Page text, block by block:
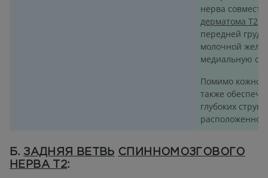
нерва
дерматома T2
передней
молочной
медиальную
Помимо
также
глубоких
Б. ЗАДНЯЯ ВЕТВЬ СПИННОМОЗГОВОГО
НЕРВА T2: